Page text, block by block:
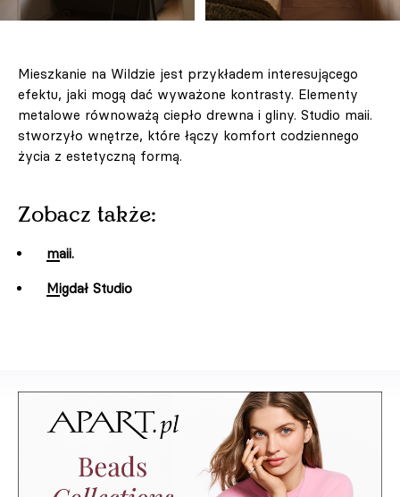
Mieszkanie na Wildzie jest przykładem interesującego
efektu, jaki mogą dać wyważone kontrasty. Elementy
metalowe równoważą ciepło drewna i gliny. Studio maii.
stworzyło wnętrze, które łączy komfort codziennego
życia z estetyczną formą.
Zobacz także:
maii.
Migdał Studio